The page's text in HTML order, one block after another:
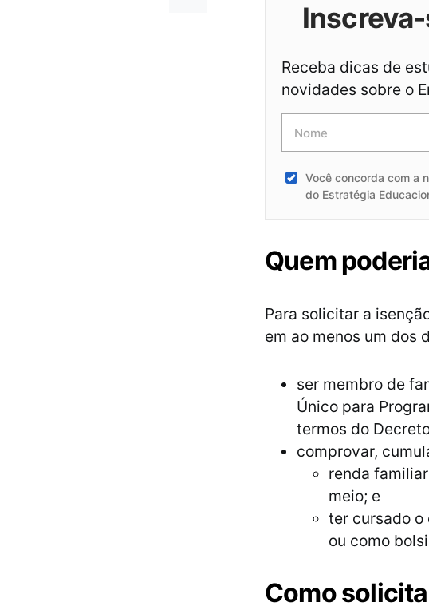
Receba dicas de
novidades sobre o
Você concorda com a
do Estratégia
Quem
Para solicitar a
em ao menos um dos
ser membro de
Único para
termos do
comprovar,
renda
meio; e
ter cursado o
ou como
Como